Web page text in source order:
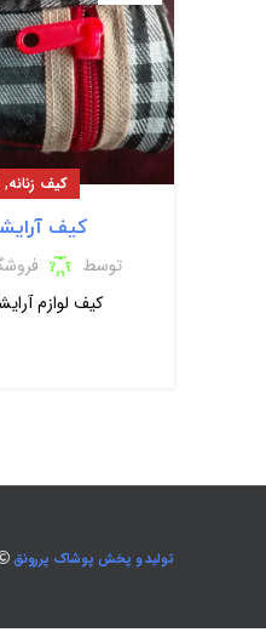
کیف زنانه,
کیف
توسط
کیف لوازم
تولید و پخش پوشاک پررونق